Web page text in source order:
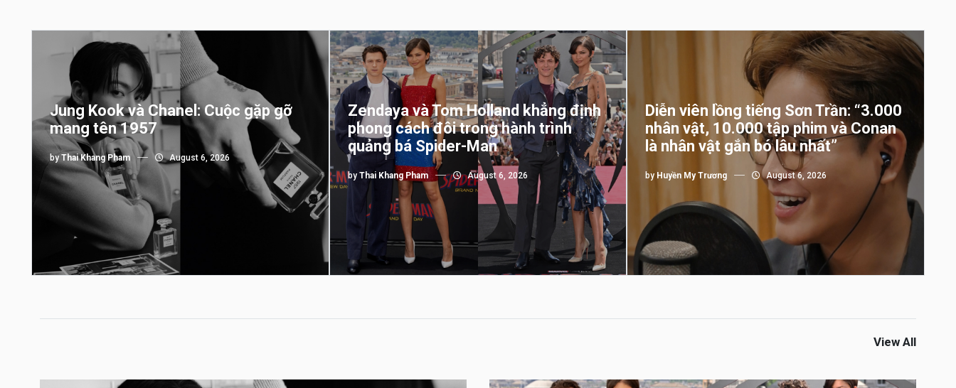
Jung Kook và Chanel: Cuộc gặp gỡ
mang tên 1957
by Thai Khang Pham August 6, 2026
Zendaya và Tom Holland khẳng định
phong cách đôi trong hành trình
quảng bá Spider-Man
by Thai Khang Pham August 6, 2026
Diễn viên lồng tiếng Sơn Trần: “3.000
nhân vật, 10.000 tập phim và Conan
là nhân vật gắn bó lâu nhất”
by Huyền My Trương August 6, 2026
View All